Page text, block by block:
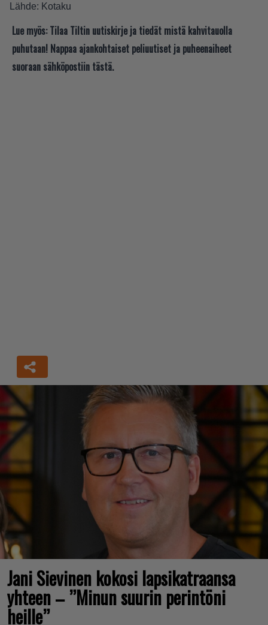
Lähde: Kotaku
Lue myös: Tilaa Tiltin uutiskirje ja tiedät mistä kahvitauolla
puhutaan! Nappaa ajankohtaiset peliuutiset ja puheenaiheet
suoraan sähköpostiin tästä.
Jani Sievinen kokosi lapsikatraansa
yhteen – ”Minun suurin perintöni
heille”